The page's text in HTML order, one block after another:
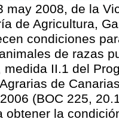
may 2008, de la
de Agricultura,
condiciones
de razas
medida II.1 del
de
(BOC 225,
obtener la